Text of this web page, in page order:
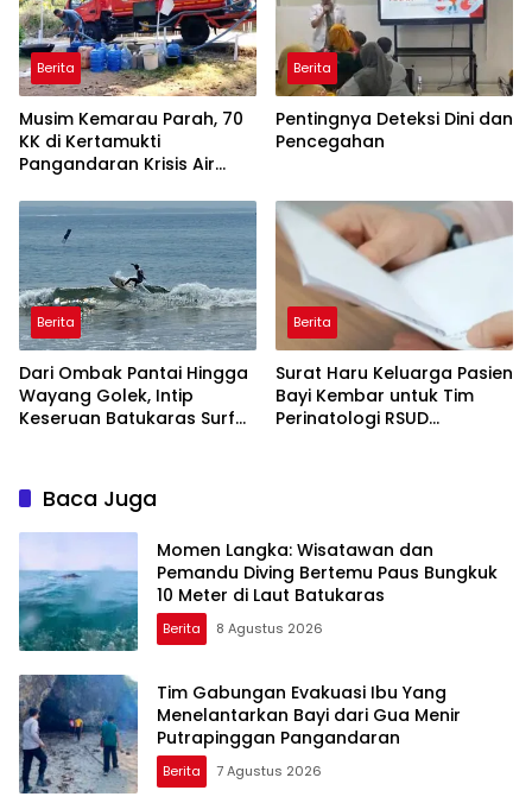
Berita
Musim Kemarau Parah, 70
KK di Kertamukti
Pangandaran Krisis Air
BPBD Gerak Cepat
Berita
Pentingnya Deteksi Dini dan
Pencegahan
Berita
Dari Ombak Pantai Hingga
Wayang Golek, Intip
Keseruan Batukaras Surf
Berita
Surat Haru Keluarga Pasien
Bayi Kembar untuk Tim
Perinatologi RSUD
Baca Juga
Momen Langka: Wisatawan dan
Pemandu Diving Bertemu Paus Bungkuk
10 Meter di Laut Batukaras
Berita 8 Agustus 2026
Tim Gabungan Evakuasi Ibu Yang
Menelantarkan Bayi dari Gua Menir
Putrapinggan Pangandaran
Berita 7 Agustus 2026